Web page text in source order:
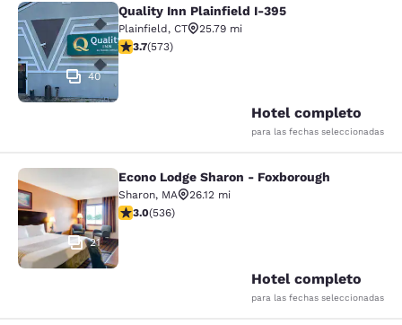
Quality Inn Plainfield I-395
40
Quality Inn Plainfield I-395
Plainfield, CT
25.79 mi
calificación de 3.68 estrellas. Bueno. 573 reseñas
3.7(573)
Hotel completo
para las fechas seleccionadas
Econo Lodge Sharon - Foxborough
21
Econo Lodge Sharon - Foxborough
Sharon, MA
26.12 mi
calificación de 3.01 estrellas. Feria. 536 reseñas
3.0(536)
Hotel completo
para las fechas seleccionadas